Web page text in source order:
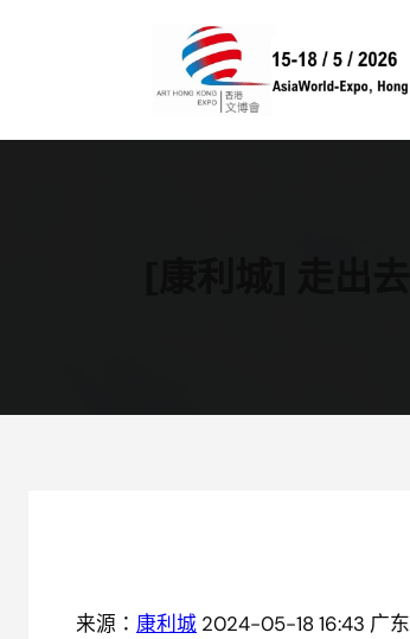
內
来源： 康利城 2024-05-18 16:43 广东